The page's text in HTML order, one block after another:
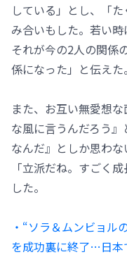
している」とし、「
み合いもした。若い時
それが今の2人の関係
係になった」と伝えた。
また、お互い無愛想
な風に言うんだろう
なんだ』としか思わ
「立派だね。すごく
した。
・“ソラ＆ムンビョル
を成功裏に終了…日本